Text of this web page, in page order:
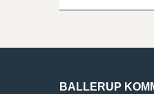
BALLERUP